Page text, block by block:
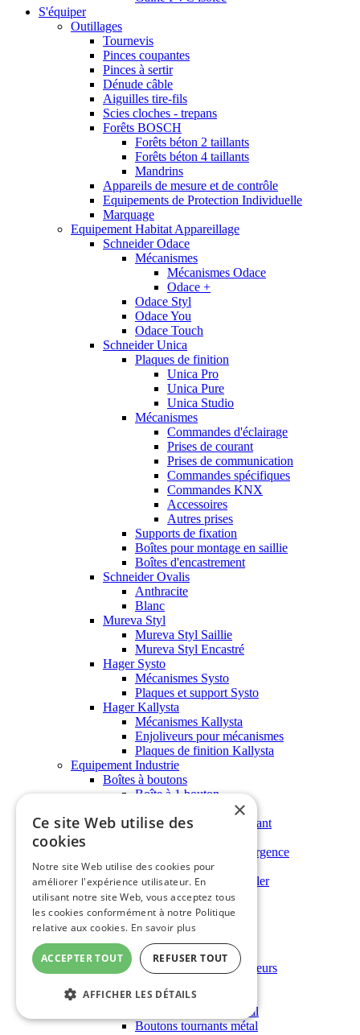
S'équiper
Outillages
Tournevis
Pinces coupantes
Pinces à sertir
Dénude câble
Aiguilles tire-fils
Scies cloches - trepans
Forêts BOSCH
Forêts béton 2 taillants
Forêts béton 4 taillants
Mandrins
Appareils de mesure et de contrôle
Equipements de Protection Individuelle
Marquage
Equipement Habitat Appareillage
Schneider Odace
Mécanismes
Mécanismes Odace
Odace +
Odace Styl
Odace You
Odace Touch
Schneider Unica
Plaques de finition
Unica Pro
Unica Pure
Unica Studio
Mécanismes
Commandes d'éclairage
Prises de courant
Prises de communication
Commandes spécifiques
Commandes KNX
Accessoires
Autres prises
Supports de fixation
Boîtes pour montage en saillie
Boîtes d'encastrement
Schneider Ovalis
Anthracite
Blanc
Mureva Styl
Mureva Styl Saillie
Mureva Styl Encastré
Hager Systo
Mécanismes Systo
Plaques et support Systo
Hager Kallysta
Mécanismes Kallysta
Enjoliveurs pour mécanismes
Plaques de finition Kallysta
Equipement Industrie
Boîtes à boutons
Boîte à 1 bouton
Boîte à 2 boutons/1 voyant
Coups de poing / Coupure d'urgence
Déverrouillage à clé
Tourner pour déverrouiller
Pousser - Tirer
Socles Saillie - Encastré
Prises et Fiches
P17 - Prises
P17 - Socles de connecteurs
Boutons & voyants métal
Boutons poussoirs métal
Boutons tournants métal
×
Ce site Web utilise des
cookies
Notre site Web utilise des cookies pour
améliorer l'expérience utilisateur. En
utilisant notre site Web, vous acceptez tous
les cookies conformément à notre Politique
relative aux cookies. En savoir plus
ACCEPTER TOUT REFUSER TOUT
AFFICHER LES DÉTAILS